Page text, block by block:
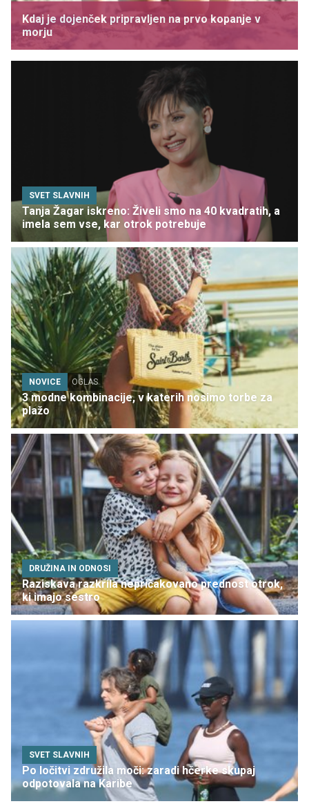
Kdaj je dojenček pripravljen na prvo kopanje v
morju
SVET SLAVNIH
Tanja Žagar iskreno: Živeli smo na 40 kvadratih, a
imela sem vse, kar otrok potrebuje
NOVICE OGLAS
3 modne kombinacije, v katerih nosimo torbe za
plažo
DRUŽINA IN ODNOSI
Raziskava razkrila nepričakovano prednost otrok,
ki imajo sestro
SVET SLAVNIH
Po ločitvi združila moči: zaradi hčerke skupaj
odpotovala na Karibe